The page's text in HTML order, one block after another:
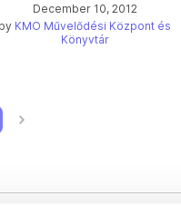
December 10, 2012
by KMO Művelődési Központ és
Könyvtár
Next page